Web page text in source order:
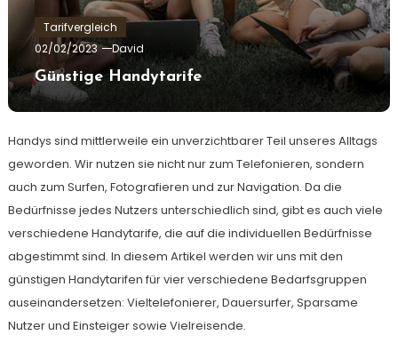
Tarifvergleich
02/02/2023
David
Günstige Handytarife
Handys sind mittlerweile ein unverzichtbarer Teil unseres Alltags
geworden. Wir nutzen sie nicht nur zum Telefonieren, sondern
auch zum Surfen, Fotografieren und zur Navigation. Da die
Bedürfnisse jedes Nutzers unterschiedlich sind, gibt es auch viele
verschiedene Handytarife, die auf die individuellen Bedürfnisse
abgestimmt sind. In diesem Artikel werden wir uns mit den
günstigen Handytarifen für vier verschiedene Bedarfsgruppen
auseinandersetzen: Vieltelefonierer, Dauersurfer, Sparsame
Nutzer und Einsteiger sowie Vielreisende.